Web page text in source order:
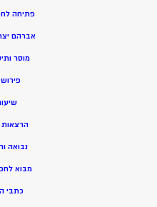
פתיחה
אברהם
מוסר
הרצאות
נבואה
מבוא
כתבי